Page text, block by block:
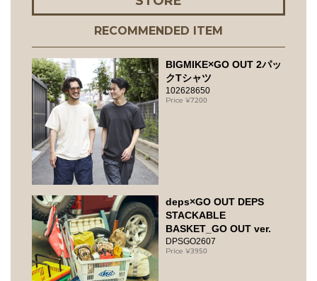
RECOMMENDED ITEM
BIGMIKE×GO OUT 2パッ
クTシャツ
102628650
7200
deps×GO OUT DEPS
STACKABLE
BASKET_GO OUT ver.
DPSGO2607
3950